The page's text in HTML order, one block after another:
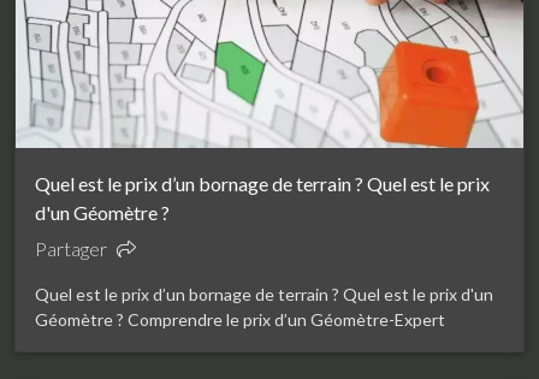
Quel est le prix d’un bornage de terrain ? Quel est le prix
d'un Géomètre ?
Partager
Quel est le prix d’un bornage de terrain ? Quel est le prix d'un
Géomètre ? Comprendre le prix d’un Géomètre-Expert